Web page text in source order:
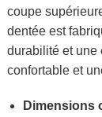
coupe
dentée est
durabilité et une
confortable et
Dimensions